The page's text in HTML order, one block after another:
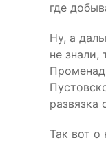
где
Ну, а
не
Променад
развязка
Так вот